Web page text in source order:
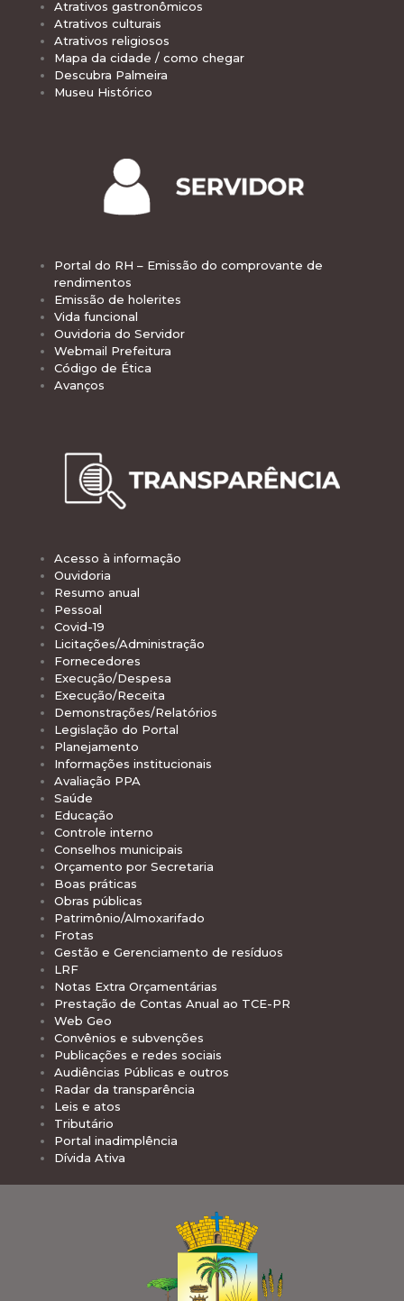
Atrativos gastronômicos
Atrativos culturais
Atrativos religiosos
Mapa da cidade / como chegar
Descubra Palmeira
Museu Histórico
Portal do RH – Emissão do comprovante de
rendimentos
Emissão de holerites
Vida funcional
Ouvidoria do Servidor
Webmail Prefeitura
Código de Ética
Avanços
Acesso à informação
Ouvidoria
Resumo anual
Pessoal
Covid-19
Licitações/Administração
Fornecedores
Execução/Despesa
Execução/Receita
Demonstrações/Relatórios
Legislação do Portal
Planejamento
Informações institucionais
Avaliação PPA
Saúde
Educação
Controle interno
Conselhos municipais
Orçamento por Secretaria
Boas práticas
Obras públicas
Patrimônio/Almoxarifado
Frotas
Gestão e Gerenciamento de resíduos
LRF
Notas Extra Orçamentárias
Prestação de Contas Anual ao TCE-PR
Web Geo
Convênios e subvenções
Publicações e redes sociais
Audiências Públicas e outros
Radar da transparência
Leis e atos
Tributário
Portal inadimplência
Dívida Ativa